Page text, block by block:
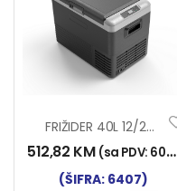
FRIŽIDER 40L 12/24V – 220V
512,82 KM (sa PDV: 600,00
(ŠIFRA: 6407)